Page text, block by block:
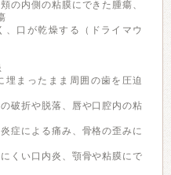
の内側の粘膜にできた腫瘍、
、口が乾燥する（ドライマウ
埋まったまま周囲の歯を圧迫
破折や脱落、唇や口腔内の粘
症による痛み、骨格の歪みに
くい口内炎、顎骨や粘膜にで